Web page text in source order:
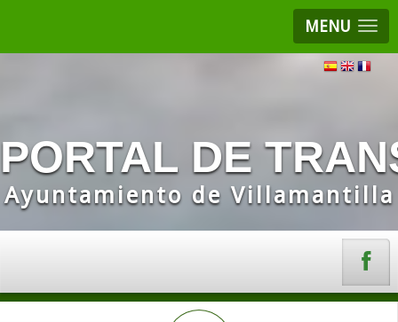
MENU
PORTAL DE
Ayuntamiento de Villamantilla